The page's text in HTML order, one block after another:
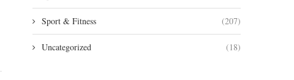
Sport & Fitness (207)
Uncategorized (18)